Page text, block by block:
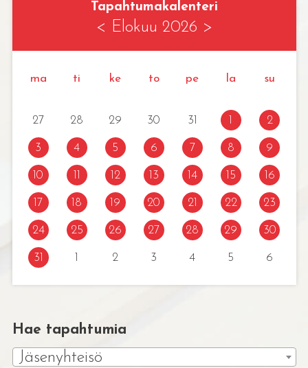
Tapahtumakalenteri
< Elokuu 2026 >
ma ti ke to pe la su
27 28 29 30 31 2
3 4 5 6 7 8 9
10 12 13 14 15 16
17 18 19 20 21 22 23
24 25 26 27 28 29 30
31 2 3 4 5 6
Hae tapahtumia
Jäsenyhteisö